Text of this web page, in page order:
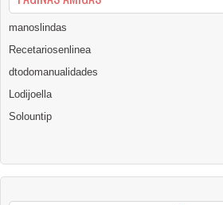
manoslindas
Recetariosenlinea
dtodomanualidades
Lodijoella
Solountip